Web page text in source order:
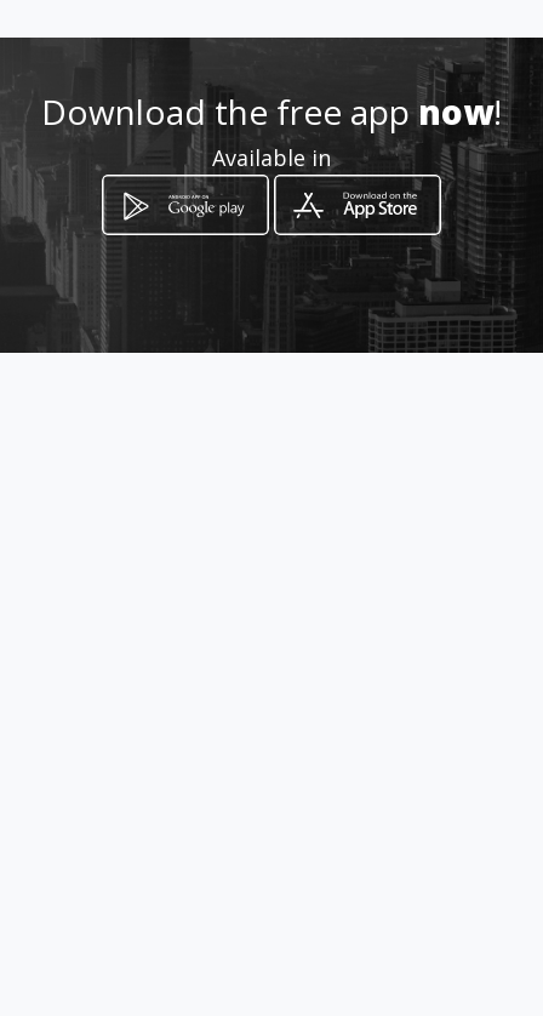
http://www.cortinaspersiana
sydecoracion.com
Location -
Download the free appnow!
Available in